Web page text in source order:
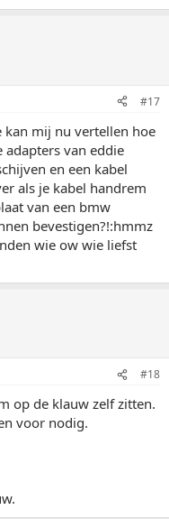
#17
mij nu vertellen hoe
van eddie
en een kabel
als je kabel handrem
van een bmw
bevestigen?!:hmmz
wie ow wie liefst
#18
op de klauw zelf zitten.
voor nodig.